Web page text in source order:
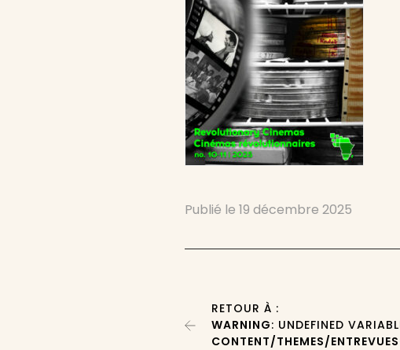
Publié le19 décembre 2025
RETOUR À :
WARNING: UNDEFINED
CONTENT/THEMES/